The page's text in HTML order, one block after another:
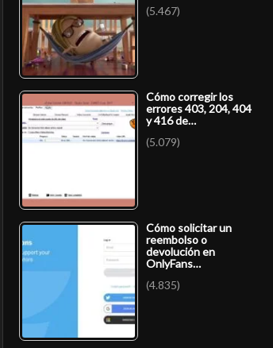
(5.467)
Cómo corregir los
errores 403, 204, 404
y 416 de…
(5.079)
Cómo solicitar un
reembolso o
devolución en
OnlyFans…
(4.835)